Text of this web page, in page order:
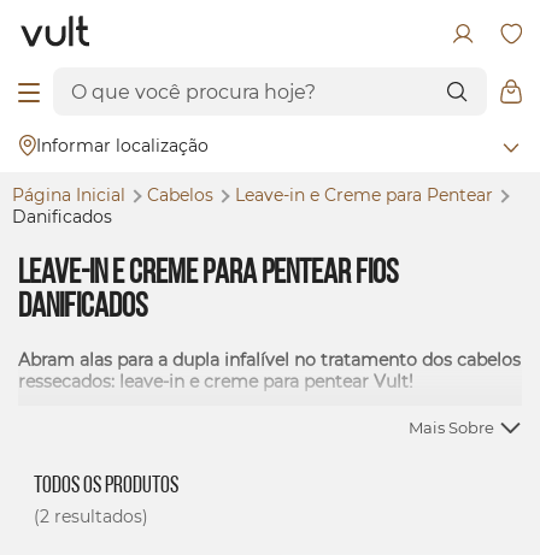
Informar localização
Página Inicial Cabelos
Leave-in e Creme para Pentear
Danificados
Leave-in e Creme para Pentear Fios
Danificados
Abram alas para a dupla infalível no tratamento dos cabelos
ressecados: leave-in e creme para pentear Vult!
Mais Sobre
Todos os Produtos
(2 resultados)